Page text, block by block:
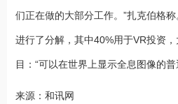
们正在做的大部分工作。”扎克伯格
进行了分解，其中40%用于VR投资
目：“可以在世界上显示全息图像的普
来源：和讯网